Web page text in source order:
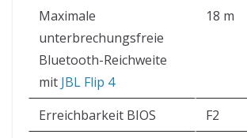
Maximale
unterbrechungsfreie
Bluetooth-Reichweite
mit JBL Flip 4
18 m
Erreichbarkeit BIOS
F2